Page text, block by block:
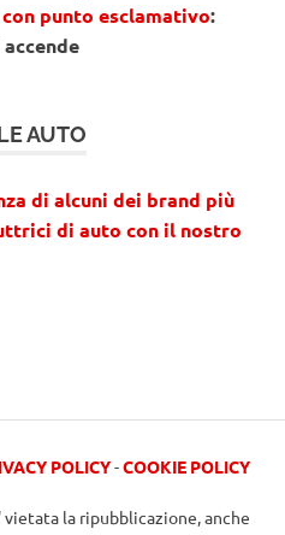
punto esclamativo:
AUTO
di alcuni dei brand più
di auto con il nostro
POLICY-COOKIE POLICY
la ripubblicazione, anche